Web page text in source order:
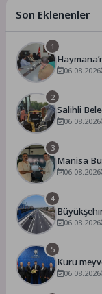
Son Eklenenler
1
Yatırıldı
06.08.2026
2
Salihli
Asfalt
06.08.2026
3
Manisa
06.08.2026
4
06.08.2026
5
Kuru
06.08.2026